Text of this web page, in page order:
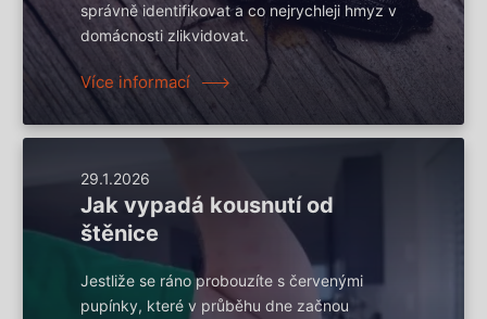
správně identifikovat a co nejrychleji hmyz v
domácnosti zlikvidovat.
Více informací
29.1.2026
Jak vypadá kousnutí od
štěnice
Jestliže se ráno probouzíte s červenými
pupínky, které v průběhu dne začnou